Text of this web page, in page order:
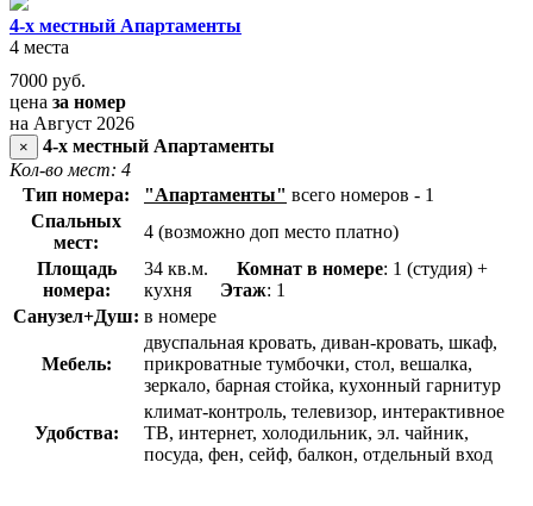
4-х местный Апартаменты
4 места
7000 руб.
цена за номер
на Август 2026
×
4-х местный Апартаменты
Кол-во мест: 4
Тип номера:
"Апартаменты" всего номеров - 1
Спальных
мест:
4 (возможно доп место платно)
Площадь
номера:
34 кв.м. Комнат в номере: 1 (студия) +
кухня Этаж: 1
Санузел+Душ: в номере
Мебель:
двуспальная кровать, диван-кровать, шкаф,
прикроватные тумбочки, стол, вешалка,
зеркало, барная стойка, кухонный гарнитур
Удобства:
климат-контроль, телевизор, интерактивное
ТВ, интернет, холодильник, эл. чайник,
посуда, фен, сейф, балкон, отдельный вход